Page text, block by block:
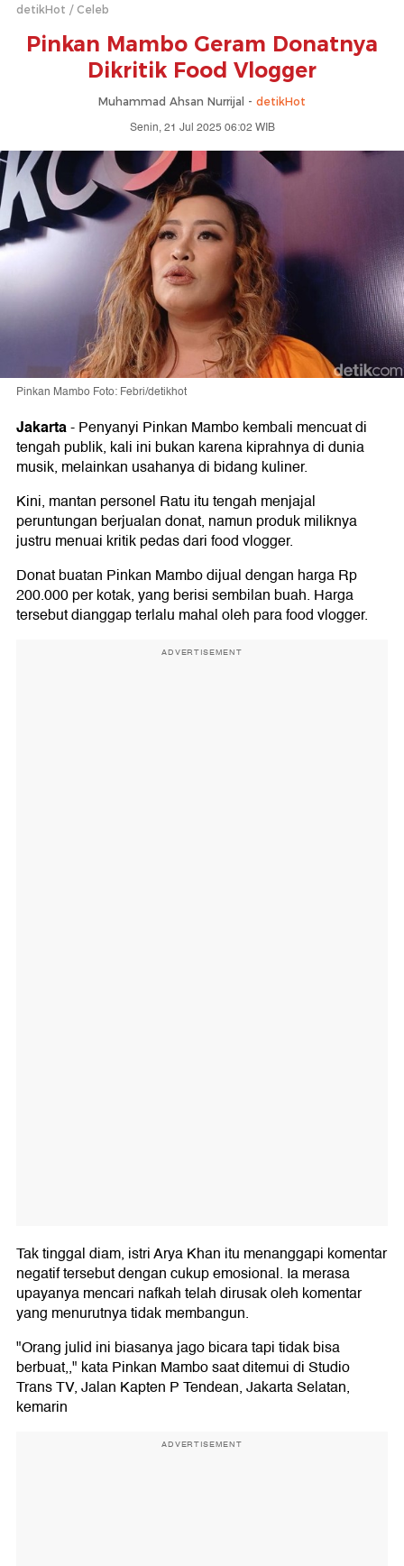
detikHot Celeb
Pinkan Mambo Geram Donatnya
Dikritik Food Vlogger
Muhammad Ahsan Nurrijal - detikHot
Senin, 21 Jul 2025 06:02 WIB
Pinkan Mambo Foto: Febri/detikhot
Jakarta-Penyanyi Pinkan Mambo kembali mencuat di
tengah publik, kali ini bukan karena kiprahnya di dunia
musik, melainkan usahanya di bidang kuliner.
Kini, mantan personel Ratu itu tengah menjajal
peruntungan berjualan donat, namun produk miliknya
justru menuai kritik pedas dari food vlogger.
Donat buatan Pinkan Mambo dijual dengan harga Rp
200.000 per kotak, yang berisi sembilan buah. Harga
tersebut dianggap terlalu mahal oleh para food vlogger.
ADVERTISEMENT
Tak tinggal diam, istri Arya Khan itu menanggapi komentar
negatif tersebut dengan cukup emosional. Ia merasa
upayanya mencari nafkah telah dirusak oleh komentar
yang menurutnya tidak membangun.
"Orang julid ini biasanya jago bicara tapi tidak bisa
berbuat,," kata Pinkan Mambo saat ditemui di Studio
Trans TV, Jalan Kapten P Tendean, Jakarta Selatan,
kemarin
ADVERTISEMENT